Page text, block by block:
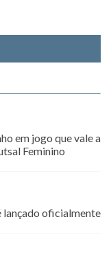
em jogo que vale a
Feminino
oficialmente